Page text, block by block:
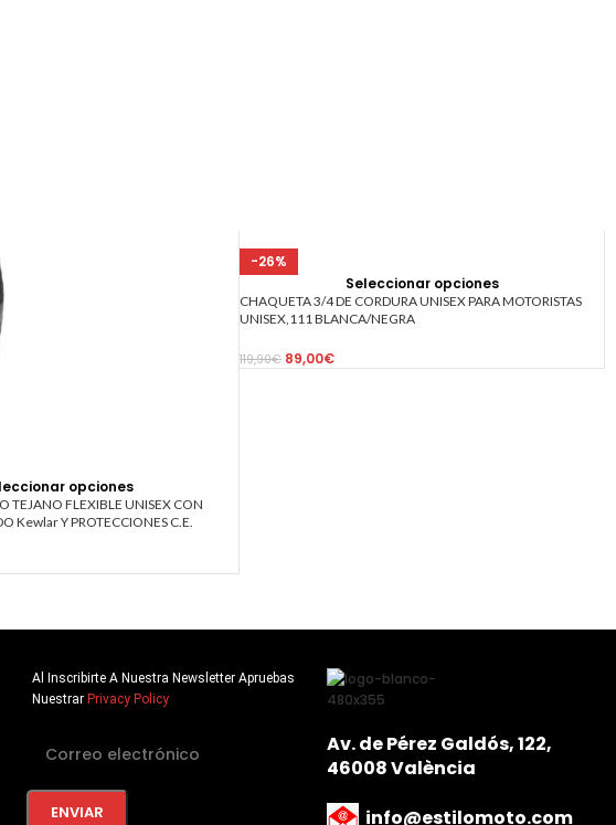
opciones
TEJANO FLEXIBLE UNISEX CON
Kewlar Y PROTECCIONES C.E.
-26%
Seleccionar opciones
CHAQUETA 3/4 DE CORDURA UNISEX PARA MOTORISTAS
UNISEX,111 BLANCA/NEGRA
119,90€ 89,00€
Al Inscribirte A Nuestra Newsletter Apruebas
Nuestrar Privacy Policy
Av. de Pérez Galdós, 122,
46008 València
info@estilomoto.com